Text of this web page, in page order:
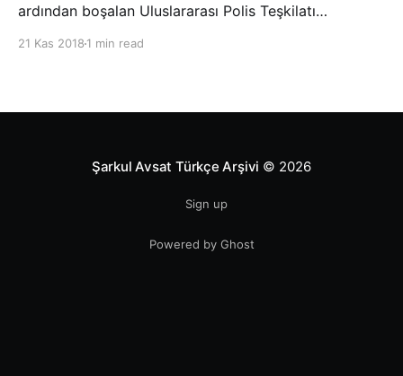
ardından boşalan Uluslararası Polis Teşkilatı
21 Kas 2018 1 min read
Şarkul Avsat Türkçe Arşivi © 2026
Sign up
Powered by Ghost